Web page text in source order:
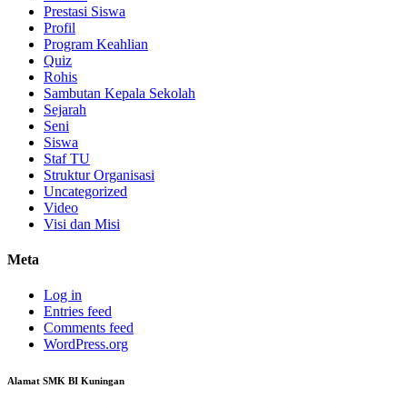
Prestasi Siswa
Profil
Program Keahlian
Quiz
Rohis
Sambutan Kepala Sekolah
Sejarah
Seni
Siswa
Staf TU
Struktur Organisasi
Uncategorized
Video
Visi dan Misi
Meta
Log in
Entries feed
Comments feed
WordPress.org
Alamat SMK BI Kuningan